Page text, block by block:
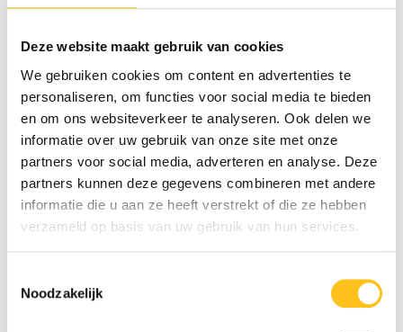
Deze website maakt gebruik van cookies
We gebruiken cookies om content en advertenties te
personaliseren, om functies voor social media te bieden
en om ons websiteverkeer te analyseren. Ook delen we
informatie over uw gebruik van onze site met onze
partners voor social media, adverteren en analyse. Deze
partners kunnen deze gegevens combineren met andere
informatie die u aan ze heeft verstrekt of die ze hebben
verzameld op basis van uw gebruik van hun services.
Noodzakelijk
Vergelijk
Productomschrijving
Specificaties
Reviews